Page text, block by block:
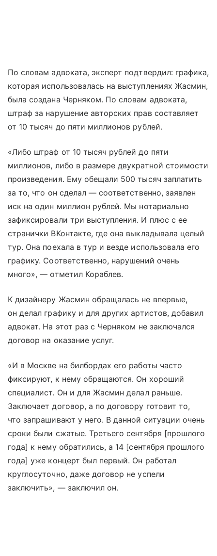
По словам адвоката, эксперт подтвердил: графика,
которая использовалась на выступлениях Жасмин,
была создана Черняком. По словам адвоката,
штраф за нарушение авторских прав составляет
от 10 тысяч до пяти миллионов рублей.
«Либо штраф от 10 тысяч рублей до пяти
миллионов, либо в размере двукратной стоимости
произведения. Ему обещали 500 тысяч заплатить
за то, что он сделал — соответственно, заявлен
иск на один миллион рублей. Мы нотариально
зафиксировали три выступления. И плюс с ее
странички ВКонтакте, где она выкладывала целый
тур. Она поехала в тур и везде использовала его
графику. Соответственно, нарушений очень
много», — отметил Кораблев.
К дизайнеру Жасмин обращалась не впервые,
он делал графику и для других артистов, добавил
адвокат. На этот раз с Черняком не заключался
договор на оказание услуг.
«И в Москве на билбордах его работы часто
фиксируют, к нему обращаются. Он хороший
специалист. Он и для Жасмин делал раньше.
Заключает договор, а по договору готовит то,
что запрашивают у него. В данной ситуации очень
сроки были сжатые. Третьего сентября [прошлого
года] к нему обратились, а 14 [сентября прошлого
года] уже концерт был первый. Он работал
круглосуточно, даже договор не успели
заключить», — заключил он.